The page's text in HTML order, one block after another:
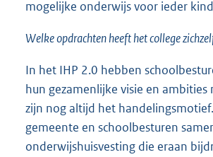
mogelijke onderwijs voor ieder
Welke opdrachten heeft het college
In het IHP 2.0 hebben
hun gezamenlijke visie en ambities
zijn nog altijd het
gemeente en schoolbesturen
onderwijshuisvesting die eraan